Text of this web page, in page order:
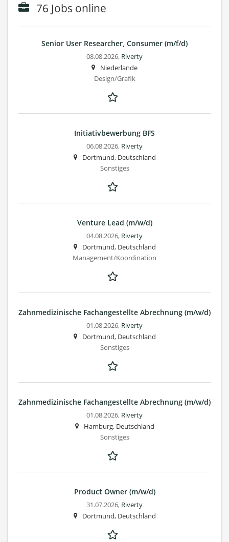
76 Jobs online
Senior User Researcher, Consumer (m/f/d)
08.08.2026, Riverty
Niederlande
Design/Grafik
Initiativbewerbung BFS
06.08.2026, Riverty
Dortmund, Deutschland
Sonstiges
Venture Lead (m/w/d)
04.08.2026, Riverty
Dortmund, Deutschland
Management/Koordination
Zahnmedizinische Fachangestellte Abrechnung (m/w/d)
01.08.2026, Riverty
Dortmund, Deutschland
Sonstiges
Zahnmedizinische Fachangestellte Abrechnung (m/w/d)
01.08.2026, Riverty
Hamburg, Deutschland
Sonstiges
Product Owner (m/w/d)
31.07.2026, Riverty
Dortmund, Deutschland